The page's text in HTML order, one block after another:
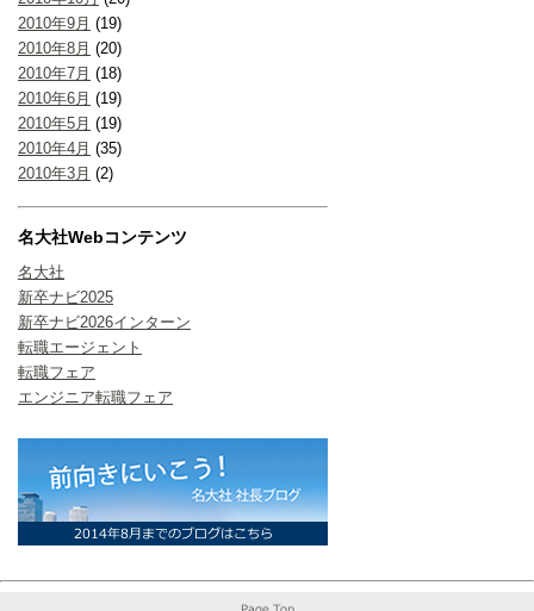
2010年9月 (19)
2010年8月 (20)
2010年7月 (18)
2010年6月 (19)
2010年5月 (19)
2010年4月 (35)
2010年3月 (2)
名大社Webコンテンツ
名大社
新卒ナビ2025
新卒ナビ2026インターン
転職エージェント
転職フェア
エンジニア転職フェア